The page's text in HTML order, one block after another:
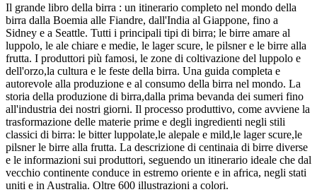
Il grande libro della birra : un itinerario completo nel mondo della
birra dalla Boemia alle Fiandre, dall'India al Giappone, fino a
Sidney e a Seattle. Tutti i principali tipi di birra; le birre amare al
luppolo, le ale chiare e medie, le lager scure, le pilsner e le birre alla
frutta. I produttori più famosi, le zone di coltivazione del luppolo e
dell'orzo,la cultura e le feste della birra. Una guida completa e
autorevole alla produzione e al consumo della birra nel mondo. La
storia della produzione di birra,dalla prima bevanda dei sumeri fino
all'industria dei nostri giorni. Il processo produttivo, come avviene la
trasformazione delle materie prime e degli ingredienti negli stili
classici di birra: le bitter luppolate,le alepale e mild,le lager scure,le
pilsner le birre alla frutta. La descrizione di centinaia di birre diverse
e le informazioni sui produttori, seguendo un itinerario ideale che dal
vecchio continente conduce in estremo oriente e in africa, negli stati
uniti e in Australia. Oltre 600 illustrazioni a colori.